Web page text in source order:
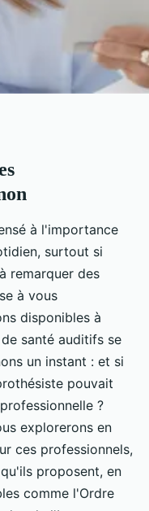
à
et offres
à l'importance
surtout si
remarquer des
à vous
disponibles à
santé auditifs se
un instant : et si
pouvait
?
explorerons en
ces professionnels,
proposent, en
comme l'Ordre